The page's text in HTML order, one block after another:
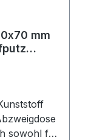
mm
sowohl für